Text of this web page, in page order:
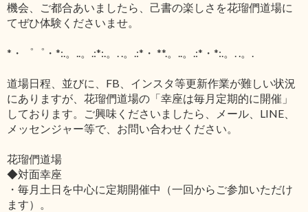
機会、ご都合あいましたら、己書の楽しさを花瑠們道場に
てぜひ体験くださいませ。
*・゜゜・*:.。..。.:*:.。. .。.:*・ **.。..。.:*・*:.。. .。.
道場日程、並びに、FB、インスタ等更新作業が難しい状況
にありますが、花瑠們道場の「幸座は毎月定期的に開催」
しております。ご興味くださいましたら、メール、LINE、
メッセンジャー等で、お問い合わせください。
花瑠們道場
◆対面幸座
・毎月土日を中心に定期開催中（一回からご参加いただけ
ます）。